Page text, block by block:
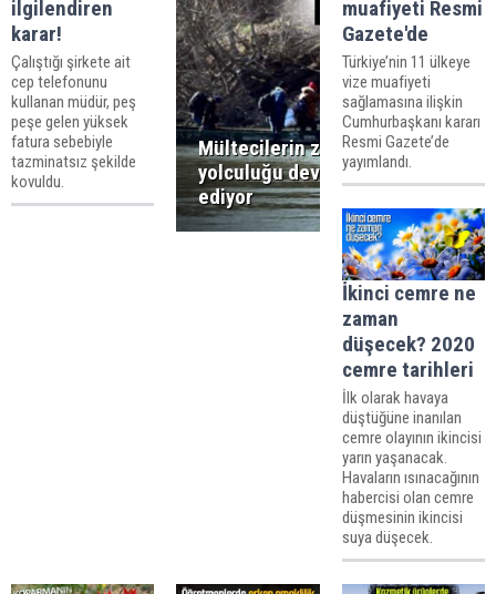
ilgilendiren
karar!
Çalıştığı şirkete ait
cep telefonunu
kullanan müdür, peş
peşe gelen yüksek
fatura sebebiyle
tazminatsız şekilde
kovuldu.
Mültecilerin zorlu
yolculuğu devam
ediyor
muafiyeti Resmi
Gazete'de
Türkiye’nin 11 ülkeye
vize muafiyeti
sağlamasına ilişkin
Cumhurbaşkanı kararı
Resmi Gazete’de
yayımlandı.
İkinci cemre ne
zaman
düşecek? 2020
cemre tarihleri
İlk olarak havaya
düştüğüne inanılan
cemre olayının ikincisi
yarın yaşanacak.
Havaların ısınacağının
habercisi olan cemre
düşmesinin ikincisi
suya düşecek.